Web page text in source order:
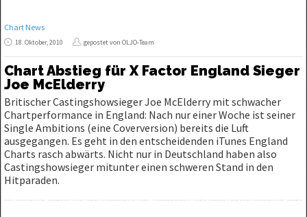
Chart News
18. Oktober, 2010 gepostet von OLJO-Team
Chart Abstieg für X Factor England Sieger
Joe McElderry
Britischer Castingshowsieger Joe McElderry mit schwacher
Chartperformance in England: Nach nur einer Woche ist seiner
Single Ambitions (eine Coverversion) bereits die Luft
ausgegangen. Es geht in den entscheidenden iTunes England
Charts rasch abwärts. Nicht nur in Deutschland haben also
Castingshowsieger mitunter einen schweren Stand in den
Hitparaden.